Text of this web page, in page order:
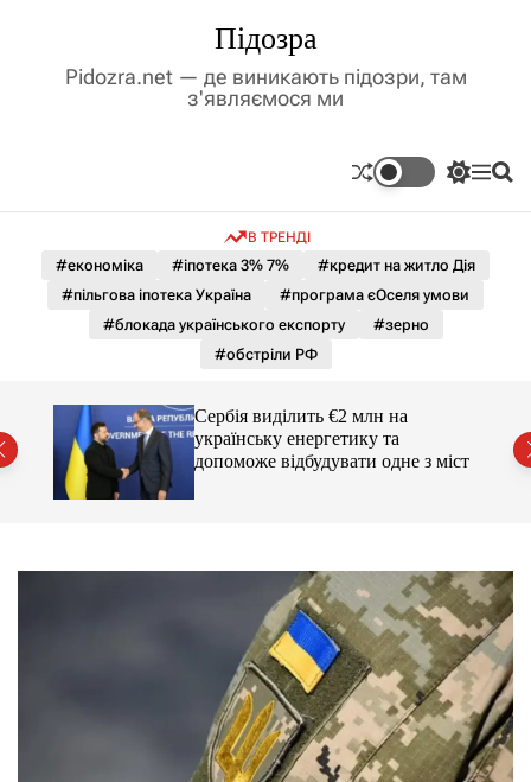
Підозра
Pidozra.net — де виникають підозри, там
з'являємося ми
П
м
к
а
р
р
е
ж
и
м
у
М П
В ТРЕНДІ
#економіка #іпотека 3% 7%
#кредит на житло Дія
#пільгова іпотека Україна
#програма єОселя умови
#блокада українського експорту
#зерно
#обстріли РФ
Сербія виділить €2 млн на
українську енергетику та
допоможе відбудувати одне з міст